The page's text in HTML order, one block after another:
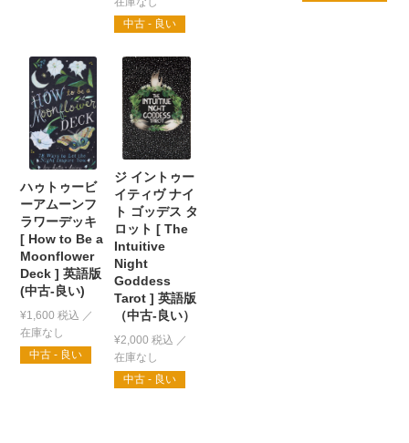
中古 - 良い
ハゥトゥービ
ーアムーンフ
ラワーデッキ
[ How to Be a
Moonflower
Deck ] 英語版
(中古-良い)
¥1,600 税込
中古 - 良い
ジ イントゥー
イティヴ ナイ
ト ゴッデス タ
ロット [ The
Intuitive
Night
Goddess
Tarot ] 英語版
（中古-良い）
¥2,000 税込
中古 - 良い